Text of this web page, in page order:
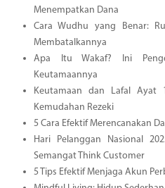
Menempatkan Dana
Cara Wudhu yang Benar:
Membatalkannya
Apa Itu Wakaf? Ini
Keutamaannya
Keutamaan dan Lafal Ayat
Kemudahan Rezeki
5 Cara Efektif Merencanakan
Hari Pelanggan Nasional
Semangat Think Customer
5 Tips Efektif Menjaga Akun